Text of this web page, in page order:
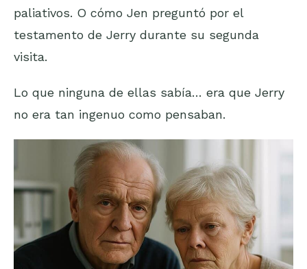
paliativos. O cómo Jen preguntó por el
testamento de Jerry durante su segunda
visita.
Lo que ninguna de ellas sabía… era que Jerry
no era tan ingenuo como pensaban.